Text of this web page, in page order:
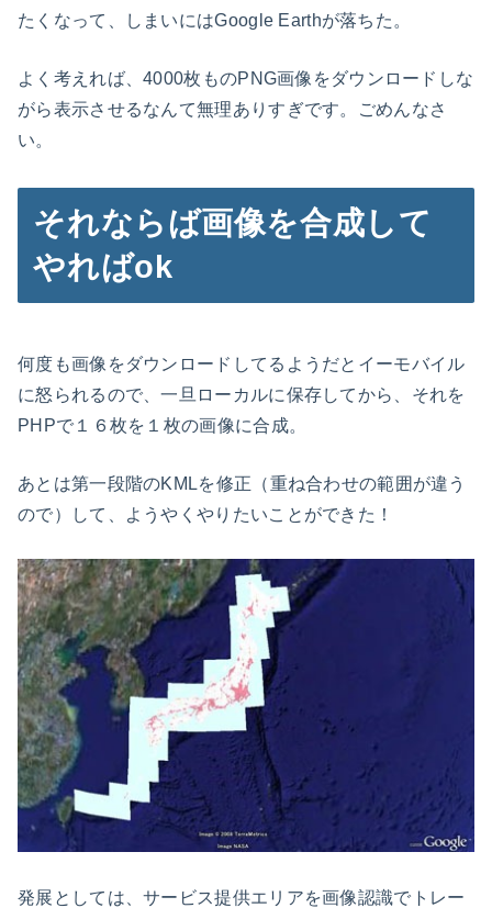
たくなって、しまいにはGoogle Earthが落ちた。
よく考えれば、4000枚ものPNG画像をダウンロードしな
がら表示させるなんて無理ありすぎです。ごめんなさ
い。
それならば画像を合成して
やればok
何度も画像をダウンロードしてるようだとイーモバイル
に怒られるので、一旦ローカルに保存してから、それを
PHPで１６枚を１枚の画像に合成。
あとは第一段階のKMLを修正（重ね合わせの範囲が違う
ので）して、ようやくやりたいことができた！
発展としては、サービス提供エリアを画像認識でトレー